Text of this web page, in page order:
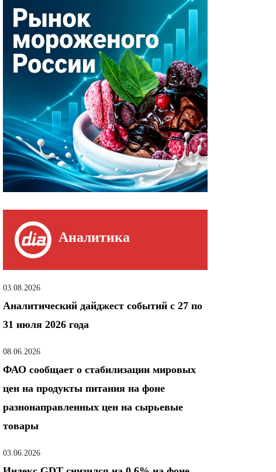
Аналитика
03.08.2026
Аналитический дайджест событий с 27 по
31 июля 2026 года
08.06.2026
ФАО сообщает о стабилизации мировых
цен на продукты питания на фоне
разнонаправленных цен на сырьевые
товары
03.06.2026